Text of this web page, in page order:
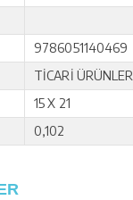
9786051140469
TİCARİ ÜRÜNLER
15 X 21
0,102